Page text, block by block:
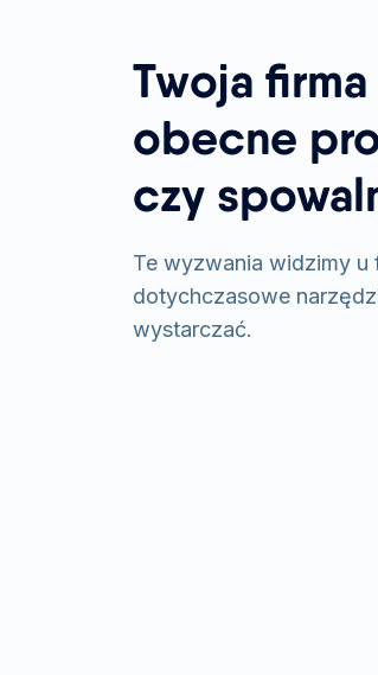
Twoja
obecne
czy
Te wyzwania widzimy u
dotychczasowe
wystarczać.